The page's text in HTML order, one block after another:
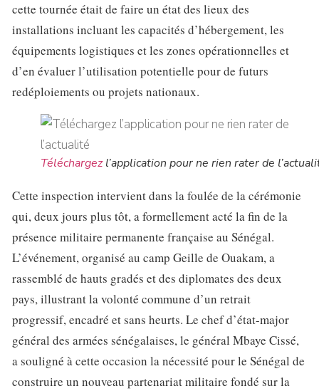
cette tournée était de faire un état des lieux des
installations incluant les capacités d’hébergement, les
équipements logistiques et les zones opérationnelles et
d’en évaluer l’utilisation potentielle pour de futurs
redéploiements ou projets nationaux.
Téléchargezl’application pour ne rien rater de
Cette inspection intervient dans la foulée de la cérémonie
qui, deux jours plus tôt, a formellement acté la fin de la
présence militaire permanente française au Sénégal.
L’événement, organisé au camp Geille de Ouakam, a
rassemblé de hauts gradés et des diplomates des deux
pays, illustrant la volonté commune d’un retrait
progressif, encadré et sans heurts. Le chef d’état-major
général des armées sénégalaises, le général Mbaye Cissé,
a souligné à cette occasion la nécessité pour le Sénégal de
construire un nouveau partenariat militaire fondé sur la